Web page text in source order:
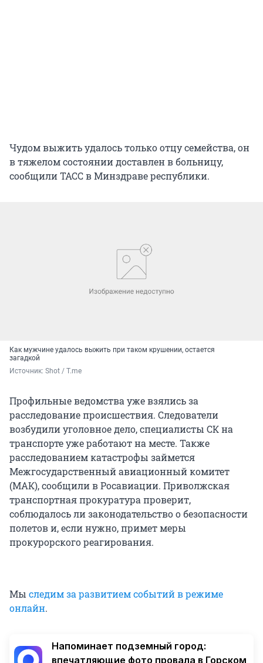
Чудом выжить удалось только отцу семейства, он
в тяжелом состоянии доставлен в больницу,
сообщили ТАСС в Минздраве республики.
Как мужчине удалось выжить при таком крушении, остается
загадкой
Источник: Shot / T.me
Профильные ведомства уже взялись за
расследование происшествия. Следователи
возбудили уголовное дело, специалисты СК на
транспорте уже работают на месте. Также
расследованием катастрофы займется
Межгосударственный авиационный комитет
(МАК), сообщили в Росавиации. Приволжская
транспортная прокуратура проверит,
соблюдалось ли законодательство о безопасности
полетов и, если нужно, примет меры
прокурорского реагирования.
Мы следим за развитием событий в режиме
онлайн.
Напоминает подземный город:
впечатляющие фото провала в Горском